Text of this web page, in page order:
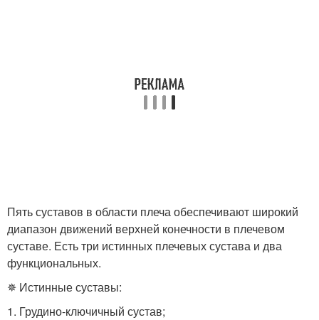
Пять суставов в области плеча обеспечивают широкий
диапазон движений верхней конечности в плечевом
суставе. Есть три истинных плечевых сустава и два
функциональных.
✵ Истинные суставы:
1. Грудино-ключичный сустав;